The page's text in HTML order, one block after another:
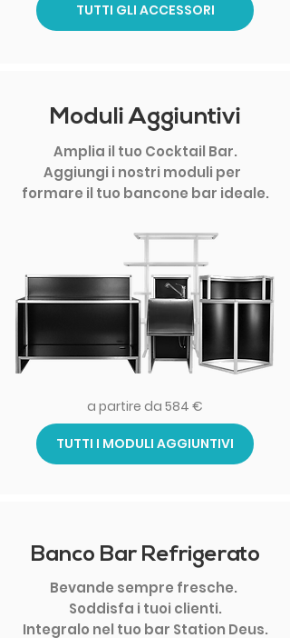
TUTTI GLI ACCESSORI
Moduli Aggiuntivi
Amplia il tuo Cocktail Bar.
Aggiungi i nostri moduli per
formare il tuo bancone bar ideale.
a partire da 584 €
TUTTI I MODULI AGGIUNTIVI
Banco Bar Refrigerato
Bevande sempre fresche.
Soddisfa i tuoi clienti.
Integralo nel tuo bar Station Deus.